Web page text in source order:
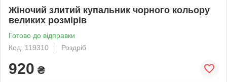
Жіночий злитий купальник чорного кольору
великих розмірів
Готово до відправки
Код: 119310
Роздріб
920 ₴